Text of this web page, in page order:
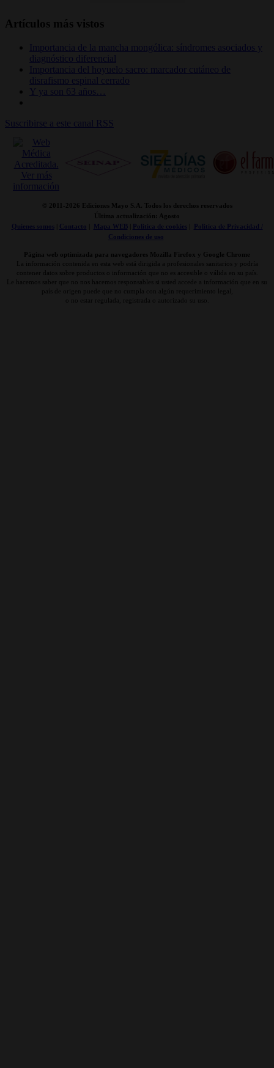
Artículos más vistos
Importancia de la mancha mongólica: síndromes asociados y
diagnóstico diferencial
Importancia del hoyuelo sacro: marcador cutáneo de
disrafismo espinal cerrado
Y ya son 63 años…
Suscribirse a este canal RSS
© 2011- 2026 Ediciones Mayo S.A. Todos los derechos reservados
Última actualización: Agosto
Quienes somos| Contacto Mapa WEB| Politica de cookies|
Politica de Privacidad /
Condiciones de uso
Página web optimizada para navegadores Mozilla Firefox y Google Chrome
La información contenida en esta web está dirigida a profesionales sanitarios y podría
contener datos sobre productos o información que no es accesible o válida en su país.
Le hacemos saber que no nos hacemos responsables si usted accede a información que en su
país de origen puede que no cumpla con algún requerimiento legal,
o no estar regulada, registrada o autorizado su uso.